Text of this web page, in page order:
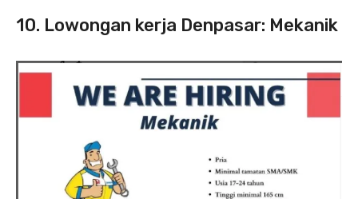
10. Lowongan kerja Denpasar: Mekanik